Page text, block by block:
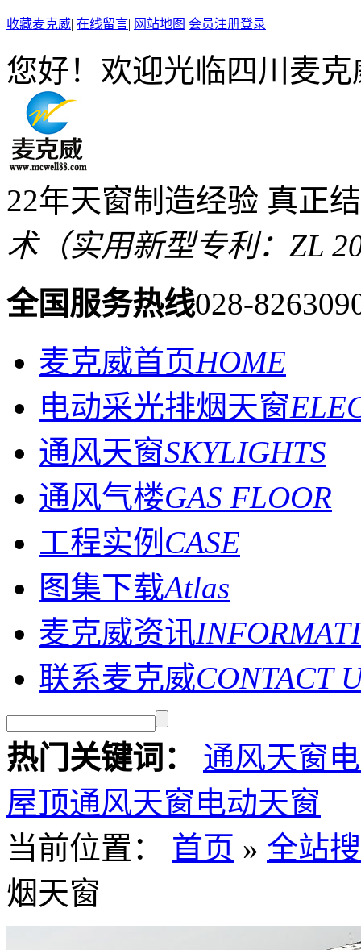
收藏麦克威| 在线留言| 网站地图 会员注册登录
您好！欢迎光临四川麦
22年天窗制造经验 真正
术（实用新型专利：ZL
全国服务热线028-
麦克威首页HOME
电动采光排烟天窗
通风天窗SKYLIGHTS
通风气楼GAS FLOOR
工程实例 CASE
图集下载Atlas
麦克威资讯
联系麦克威CONTACT
热门关键词： 通风天窗
屋顶通风天窗电动天窗
当前位置：
首页 » 全站
烟天窗